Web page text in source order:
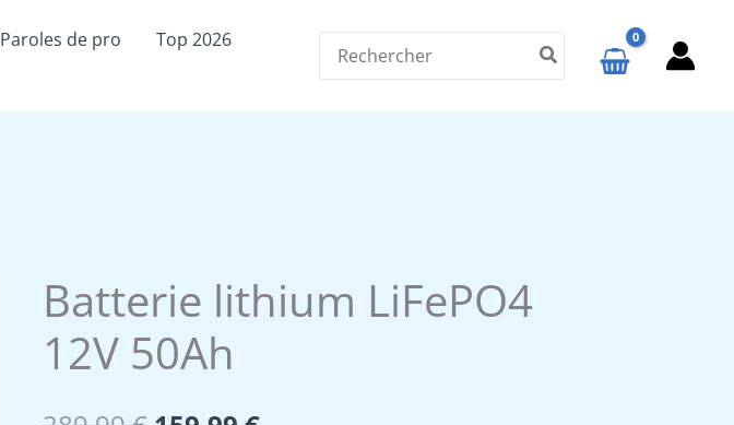
Paroles de pro
Top 2026
Search
for:
Batterie lithium LiFePO4
12V 50Ah